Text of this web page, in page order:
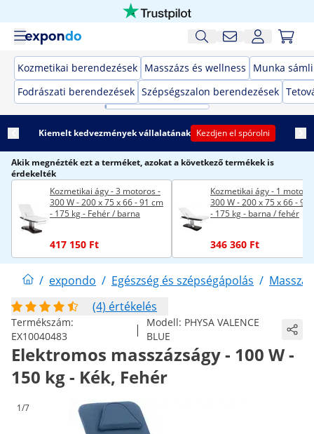
Kozmetikai berendezések Masszázs és wellness
Munka
Fodrászati berendezések Szépségszalon berendezések
Kiemelt kedvezmények vállalatának Kezdjen el spórolni
Akik megnézték ezt a terméket, azokat a következő termékek is
érdekelték
Kozmetikai ágy - 3 motoros -
300 W - 200 x 75 x 66 - 91 cm
- 175 kg - Fehér / barna
417 150 Ft
Kozmetikai ágy - 1 motor -
300 W - 200 x 75 x 66 - 91
- 175 kg - barna / fehér
346 360 Ft
/ expondo / Egészség és szépségápolás /
(4) értékelés
Termékszám:
EX10040483
| Modell: PHYSA VALENCE
BLUE
Elektromos masszázságy - 100 W -
150 kg - Kék, Fehér
1/7